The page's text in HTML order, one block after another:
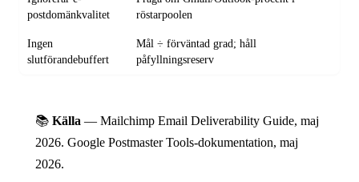
postdomänkvalitet
röstarpoolen
Ingen
slutförandebuffert
Mål ÷ förväntad grad; håll
påfyllningsreserv
📚 Källa — Mailchimp Email Deliverability Guide, maj
2026. Google Postmaster Tools-dokumentation, maj
2026.